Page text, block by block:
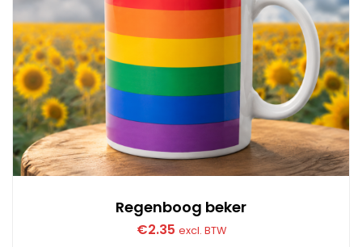
Regenboog beker
€2.35 excl. BTW